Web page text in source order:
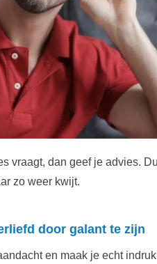
vraagt, dan geef je advies.
zo weer kwijt.
door galant te zijn
en maak je echt